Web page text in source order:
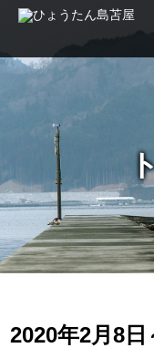
2020年2月8日